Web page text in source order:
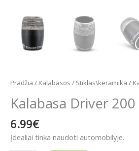
Pradžia / Kalabasos / Stiklas\keramika /
Kalabasa Driver
6.99€
Įdealiai tinka naudoti automobilyje.